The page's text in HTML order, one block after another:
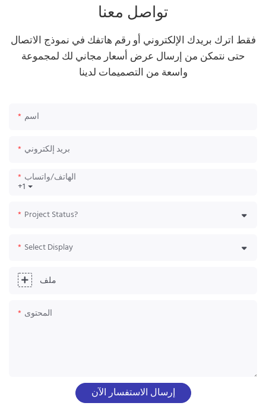
تواصل معنا
فقط اترك بريدك الإلكتروني أو رقم هاتفك في نموذج الاتصال
حتى نتمكن من إرسال عرض أسعار مجاني لك لمجموعة
واسعة من التصميمات لدينا
اسم
بريد إلكتروني
+1
الهاتف/واتساب
Project Status?
Select Display
ملف
المحتوى
إرسال الاستفسار الآن